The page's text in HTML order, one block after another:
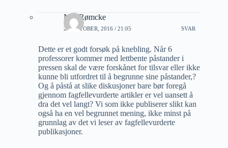
Nils Rømcke
28 OKTOBER, 2016 / 21:05 SVAR
Dette er et godt forsøk på knebling. Når 6
professorer kommer med lettbente påstander i
pressen skal de være forskånet for tilsvar eller ikke
kunne bli utfordret til å begrunne sine påstander,?
Og å påstå at slike diskusjoner bare bør foregå
gjennom fagfellevurderte artikler er vel uansett å
dra det vel langt? Vi som ikke publiserer slikt kan
også ha en vel begrunnet mening, ikke minst på
grunnlag av det vi leser av fagfellevurderte
publikasjoner.